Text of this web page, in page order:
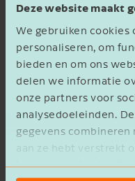
Deze website maakt
We gebruiken
personaliseren, om
bieden en om ons
delen we informatie
onze partners voor
analysedoeleinden.
gegevens
aan ze hebt verstrekt
basis van het gebruik
Meer van